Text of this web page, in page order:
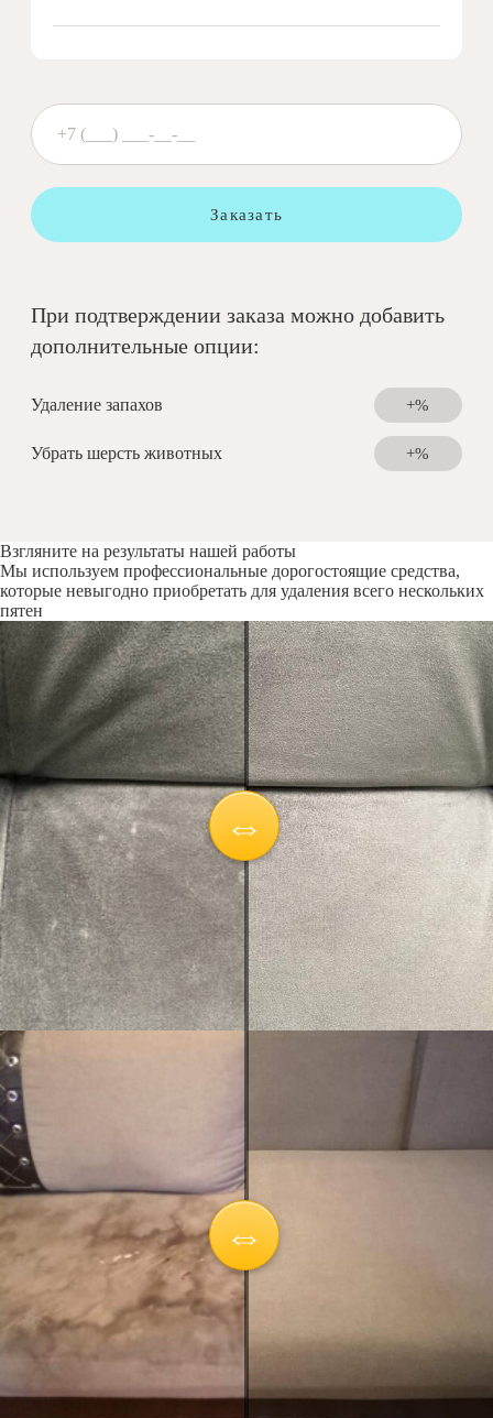
Заказать
При подтверждении заказа можно добавить
дополнительные опции:
Удаление запахов +%
Убрать шерсть животных +%
Взгляните на результаты нашей работы
Мы используем профессиональные дорогостоящие средства,
которые невыгодно приобретать для удаления всего нескольких
пятен